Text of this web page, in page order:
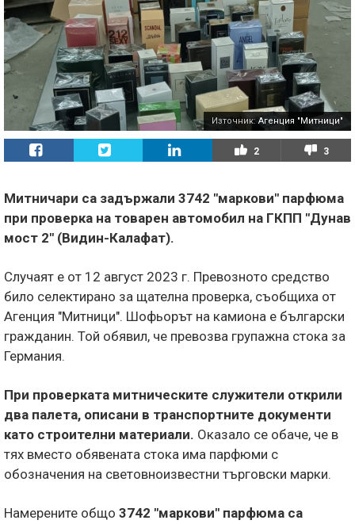
Източник: Агенция "Митници"
2 3
Митничари са задържали 3742 "маркови" парфюма
при проверка на товарен автомобил на ГКПП "Дунав
мост 2" (Видин-Калафат).
Случаят е от 12 август 2023 г. Превозното средство
било селектирано за щателна проверка, съобщиха от
Агенция "Митници". Шофьорът на камиона е български
гражданин. Той обявил, че превозва групажна стока за
Германия.
При проверката митническите служители открили
два палета, описани в транспортните документи
като строителни материали. Оказало се обаче, че в
тях вместо обявената стока има парфюми с
обозначения на световноизвестни търговски марки.
Намерените общо 3742 "маркови" парфюма са